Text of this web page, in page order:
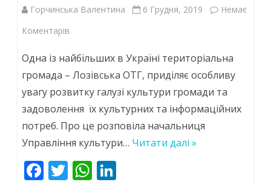
Горчинська Валентина 6 Грудня, 2019
Немає
Коментарів
У
2019
році
Лозівська
понад
Одна із найбільших в Україні територіальна
громада – Лозівська ОТГ, приділяє особливу
увагу розвитку галузі культури громади та
задоволення їх культурних та інформаційних
потреб. Про це розповіла начальниця
Управління культури… Читати далі »
F T W